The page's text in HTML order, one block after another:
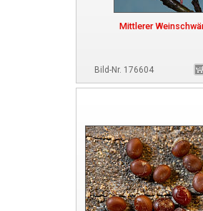
Mittlerer
Bild-Nr. 176604